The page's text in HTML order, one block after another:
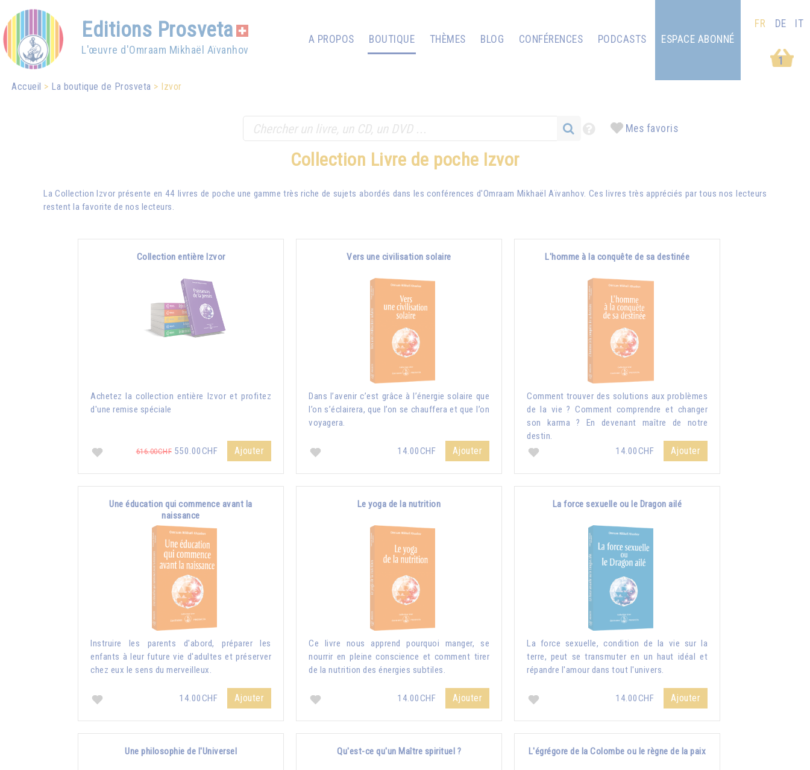
Editions Prosveta
L'œuvre d'Omraam Mikhaël Aïvanhov
A PROPOS BOUTIQUE THÈMES BLOG CONFÉRENCES
PODCASTS
1
ESPACE ABONNÉ
FR DE IT
Accueil La boutique de Prosveta Izvor
Mes favoris
Collection Livre de poche Izvor
La Collection Izvor présente en 44 livres de poche une gamme très riche de sujets abordés dans les conférences d'Omraam Mikhaël Aïvanhov. Ces livres très appréciés par tous nos lecteurs
restent la favorite de nos lecteurs.
Collection entière Izvor
Achetez la collection entière Izvor et profitez
d'une remise spéciale
616.00CHF 550.00CHF Ajouter
Vers une civilisation solaire
Dans l’avenir c’est grâce à l’énergie solaire que
l’on s’éclairera, que l’on se chauffera et que l’on
voyagera.
14.00CHF Ajouter
L'homme à la conquête de sa destinée
Comment trouver des solutions aux problèmes
de la vie ? Comment comprendre et changer
son karma ? En devenant maître de notre
destin.
14.00CHF
Ajouter
Une éducation qui commence avant la
naissance
Instruire les parents d'abord, préparer les
enfants à leur future vie d'adultes et préserver
chez eux le sens du merveilleux.
14.00CHF Ajouter
Le yoga de la nutrition
Ce livre nous apprend pourquoi manger, se
nourrir en pleine conscience et comment tirer
de la nutrition des énergies subtiles.
14.00CHF Ajouter
La force sexuelle ou le Dragon ailé
La force sexuelle, condition de la vie sur la
terre, peut se transmuter en un haut idéal et
répandre l'amour dans tout l'univers.
14.00CHF Ajouter
Une philosophie de l'Universel Qu'est-ce qu'un Maître spirituel ? L'égrégore de la Colombe ou le règne de la paix